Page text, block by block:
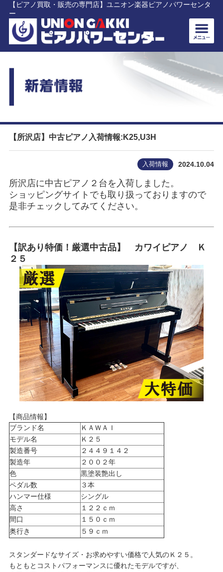
【ピアノ買取・販売の専門店】ユニオン楽器ピアノパワーセンタ
ー
【所沢店】中古ピアノ入荷情報:K25,U3H
入荷情報 2024.10.04
所沢店に中古ピアノ２台を入荷しました。
ショッピングサイトでも取り扱っておりますので
是非チェックしてみてください。
【訳あり特価！厳選中古品】 カワイピアノ Ｋ
２５
【商品情報】
ブランド名
ＫＡＷＡＩ
モデル名
Ｋ２５
製造番号
２４４９１４２
製造年
２００２年
色
黒塗装艶出し
ペダル数
３本
ハンマー仕様
シングル
高さ
１２２ｃｍ
間口
１５０ｃｍ
奥行き
５９ｃｍ
スタンダードなサイズ・お求めやすい価格で人気のＫ２５。
もともとコストパフォーマンスに優れたモデルですが、